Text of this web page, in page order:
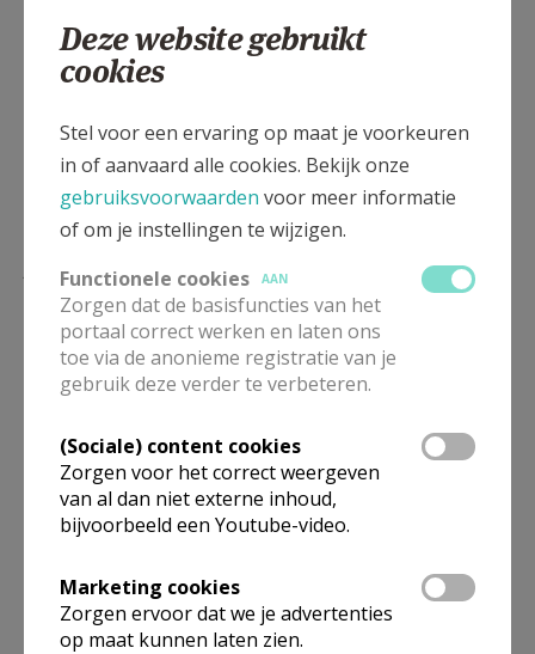
Deel dit artikel
Lees meer
Beroepsvereniging Zorgpastores
Deze website gebruikt
cookies
Stel voor een ervaring op maat je voorkeuren
in of aanvaard alle cookies. Bekijk onze
gebruiksvoorwaarden voor meer informatie
of om je instellingen te wijzigen.
Functionele cookies
AAN
Zorgen dat de basisfuncties van het
portaal correct werken en laten ons
toe via de anonieme registratie van je
gebruik deze verder te verbeteren.
(Sociale) content cookies
Zorgen voor het correct weergeven
van al dan niet externe inhoud,
bijvoorbeeld een Youtube-video.
Marketing cookies
Zorgen ervoor dat we je advertenties
op maat kunnen laten zien.